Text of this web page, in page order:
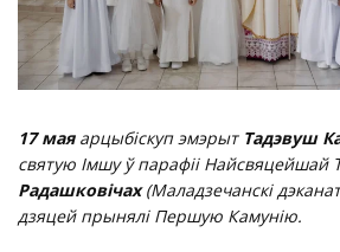
17 маяарцыбіскуп эмэрыт Тадэвуш
святую Імшу ў парафіі Найсвяцейшай
Радашковічах(Маладзечанскі
дзяцей прынялі Першую Камунію.